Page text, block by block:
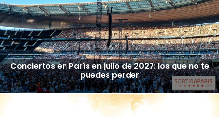
Conciertos en París en julio de 2027: los que no te
puedes perder